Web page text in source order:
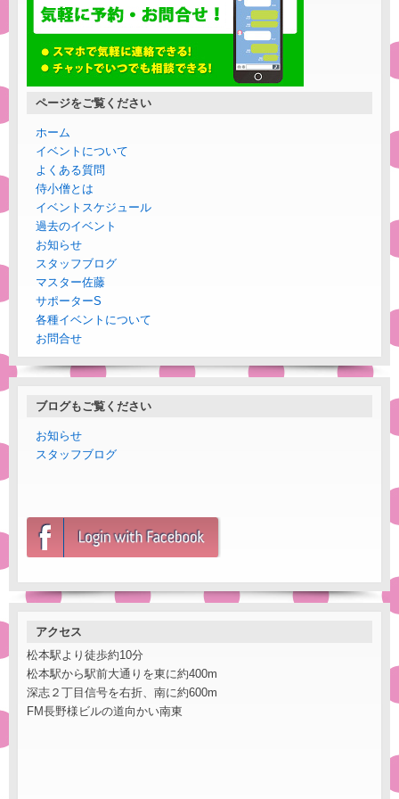
ページをご覧ください
ホーム
イベントについて
よくある質問
侍小僧とは
イベントスケジュール
過去のイベント
お知らせ
スタッフブログ
マスター佐藤
サポーターS
各種イベントについて
お問合せ
ブログもご覧ください
お知らせ
スタッフブログ
アクセス
松本駅より徒歩約10分
松本駅から駅前大通りを東に約400m
深志２丁目信号を右折、南に約600m
FM長野様ビルの道向かい南東